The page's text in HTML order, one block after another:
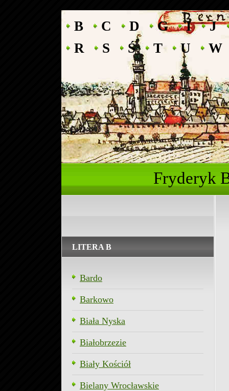
B C D G I
J
R
S Ś T U W
Fryderyk
LITERA B
Bardo
Barkowo
Biała Nyska
Białobrzezie
Biały Kościół
Bielany Wrocławskie